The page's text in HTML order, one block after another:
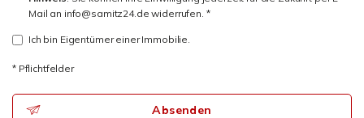
Mail an info@samitz24.de widerrufen. *
Ich bin Eigentümer einer Immobilie.
* Pflichtfelder
Absenden